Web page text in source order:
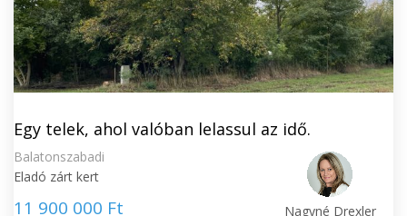
Egy telek, ahol valóban lelassul az idő.
Balatonszabadi
Eladó zárt kert
11 900 000 Ft
Nagyné Drexler